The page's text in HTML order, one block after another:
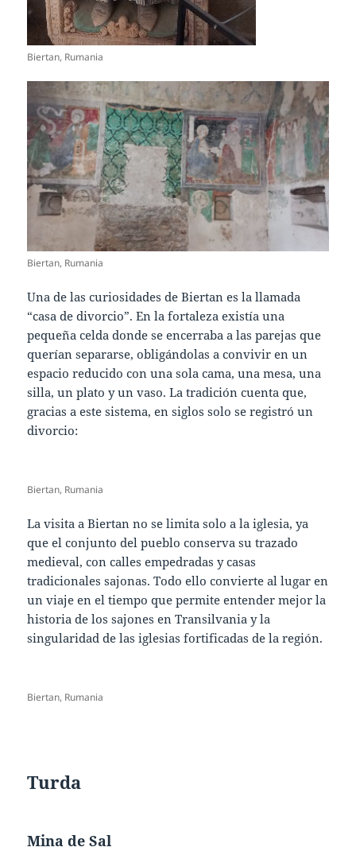
Biertan, Rumania
Biertan, Rumania
Una de las curiosidades de Biertan es la llamada
“casa de divorcio”. En la fortaleza existía una
pequeña celda donde se encerraba a las parejas que
querían separarse, obligándolas a convivir en un
espacio reducido con una sola cama, una mesa, una
silla, un plato y un vaso. La tradición cuenta que,
gracias a este sistema, en siglos solo se registró un
divorcio:
Biertan, Rumania
La visita a Biertan no se limita solo a la iglesia, ya
que el conjunto del pueblo conserva su trazado
medieval, con calles empedradas y casas
tradicionales sajonas. Todo ello convierte al lugar en
un viaje en el tiempo que permite entender mejor la
historia de los sajones en Transilvania y la
singularidad de las iglesias fortificadas de la región.
Biertan, Rumania
Turda
Mina de Sal